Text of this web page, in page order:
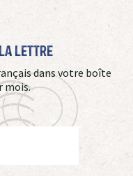
Lettre
dans votre boîte
mois.